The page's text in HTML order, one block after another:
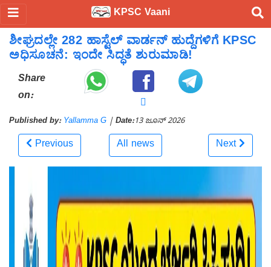
KPSC Vaani
ಶೀಘ್ರದಲ್ಲೇ 282 ಹಾಸ್ಟೆಲ್ ವಾರ್ಡನ್ ಹುದ್ದೆಗಳಿಗೆ KPSC
ಅಧಿಸೂಚನೆ: ಇಂದೇ ಸಿದ್ಧತೆ ಶುರುಮಾಡಿ!
Share
on:
Published by: Yallamma G | Date:13 ಜೂನ್ 2026
Previous All news Next